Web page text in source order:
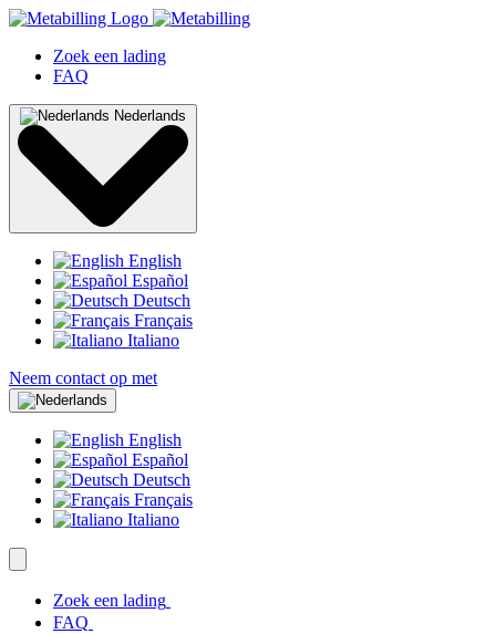
Zoek een lading
FAQ
Nederlands
English
Español
Deutsch
Français
Italiano
Neem contact op met
English
Español
Deutsch
Français
Italiano
Zoek een lading
FAQ